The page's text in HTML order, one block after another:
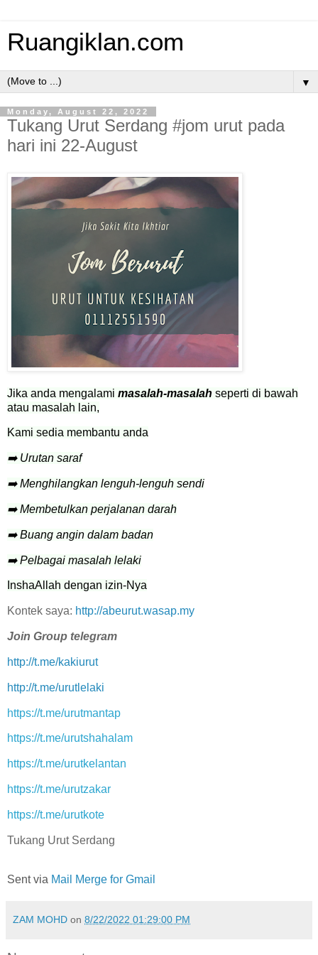
Ruangiklan.com
▼
Monday, August 22, 2022
Tukang Urut Serdang #jom urut pada
hari ini 22-August
Jika anda mengalami masalah-masalah seperti di bawah
atau masalah lain,
Kami sedia membantu anda
➡️ Urutan saraf
➡️ Menghilangkan lenguh-lenguh sendi
➡️ Membetulkan perjalanan darah
➡️ Buang angin dalam badan
➡️ Pelbagai masalah lelaki
InshaAllah dengan izin-Nya
Kontek saya: http://abeurut.wasap.my
Join Group telegram
http://t.me/kakiurut
http://t.me/urutlelaki
https://t.me/urutmantap
https://t.me/urutshahalam
https://t.me/urutkelantan
https://t.me/urutzakar
https://t.me/urutkote
Tukang Urut Serdang
Sent via Mail Merge for Gmail
ZAM MOHD on 8/22/2022 01:29:00 PM